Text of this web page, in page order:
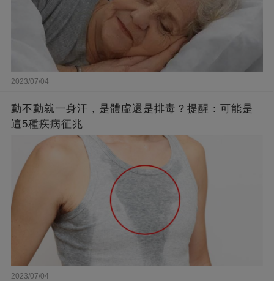
2023/07/04
動不動就一身汗，是體虛還是排毒？提醒：可能是
這5種疾病征兆
2023/07/04